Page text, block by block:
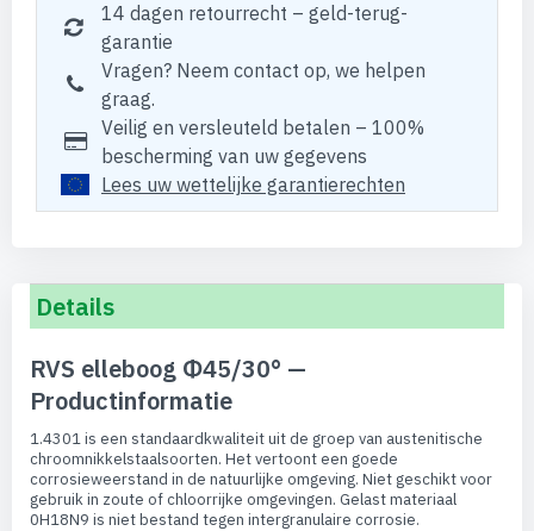
14 dagen retourrecht – geld-terug-
garantie
Vragen? Neem contact op, we helpen
graag.
Veilig en versleuteld betalen – 100%
bescherming van uw gegevens
Lees uw wettelijke garantierechten
Details
RVS elleboog Φ45/30° —
Productinformatie
1.4301 is een standaardkwaliteit uit de groep van austenitische
chroomnikkelstaalsoorten. Het vertoont een goede
corrosieweerstand in de natuurlijke omgeving. Niet geschikt voor
gebruik in zoute of chloorrijke omgevingen. Gelast materiaal
0H18N9 is niet bestand tegen intergranulaire corrosie.